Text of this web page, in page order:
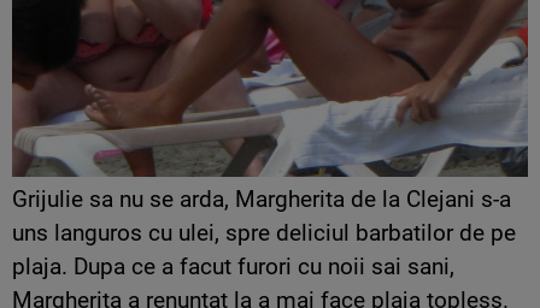
Grijulie sa nu se arda, Margherita de la Clejani s-a
uns languros cu ulei, spre deliciul barbatilor de pe
plaja. Dupa ce a facut furori cu noii sai sani,
Margherita a renuntat la a mai face plaja topless.